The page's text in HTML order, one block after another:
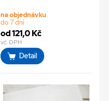
na objednávku
do 7 dní
od 121,0 Kč
vč. DPH
Detail